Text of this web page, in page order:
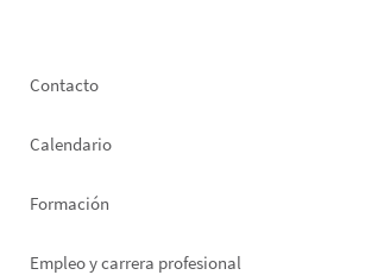
Footer
Contacto
Calendario
Formación
Empleo y carrera profesional